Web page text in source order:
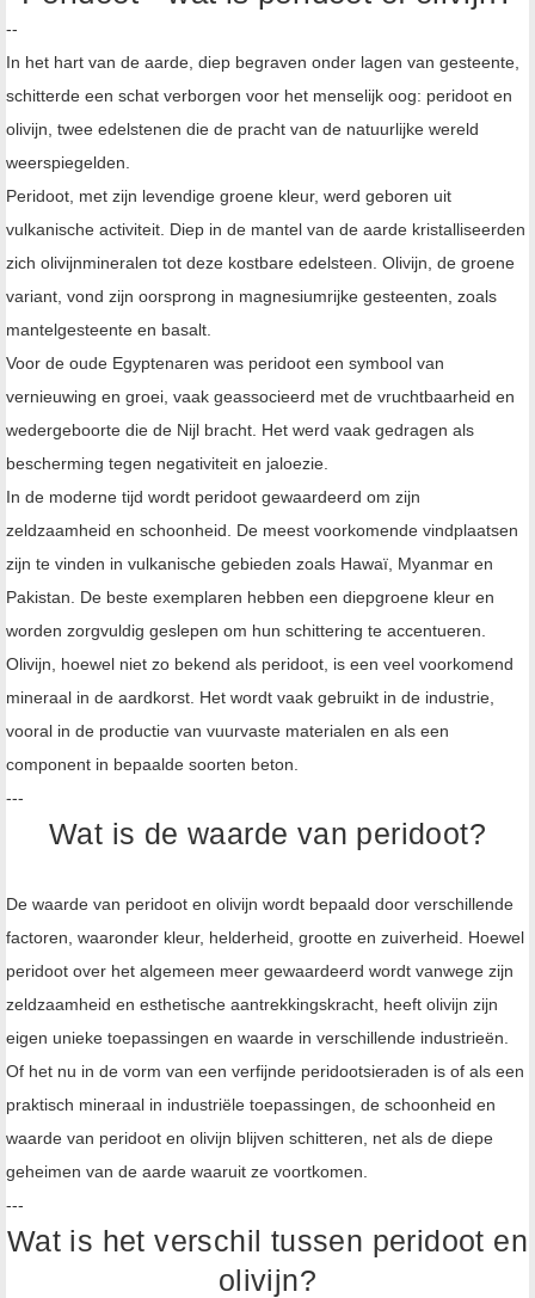
--
In het hart van de aarde, diep begraven onder lagen van gesteente,
schitterde een schat verborgen voor het menselijk oog: peridoot en
olivijn, twee edelstenen die de pracht van de natuurlijke wereld
weerspiegelden.
Peridoot, met zijn levendige groene kleur, werd geboren uit
vulkanische activiteit. Diep in de mantel van de aarde kristalliseerden
zich olivijnmineralen tot deze kostbare edelsteen. Olivijn, de groene
variant, vond zijn oorsprong in magnesiumrijke gesteenten, zoals
mantelgesteente en basalt.
Voor de oude Egyptenaren was peridoot een symbool van
vernieuwing en groei, vaak geassocieerd met de vruchtbaarheid en
wedergeboorte die de Nijl bracht. Het werd vaak gedragen als
bescherming tegen negativiteit en jaloezie.
In de moderne tijd wordt peridoot gewaardeerd om zijn
zeldzaamheid en schoonheid. De meest voorkomende vindplaatsen
zijn te vinden in vulkanische gebieden zoals Hawaï, Myanmar en
Pakistan. De beste exemplaren hebben een diepgroene kleur en
worden zorgvuldig geslepen om hun schittering te accentueren.
Olivijn, hoewel niet zo bekend als peridoot, is een veel voorkomend
mineraal in de aardkorst. Het wordt vaak gebruikt in de industrie,
vooral in de productie van vuurvaste materialen en als een
component in bepaalde soorten beton.
---
Wat is de waarde van peridoot?
De waarde van peridoot en olivijn wordt bepaald door verschillende
factoren, waaronder kleur, helderheid, grootte en zuiverheid. Hoewel
peridoot over het algemeen meer gewaardeerd wordt vanwege zijn
zeldzaamheid en esthetische aantrekkingskracht, heeft olivijn zijn
eigen unieke toepassingen en waarde in verschillende industrieën.
Of het nu in de vorm van een verfijnde peridootsieraden is of als een
praktisch mineraal in industriële toepassingen, de schoonheid en
waarde van peridoot en olivijn blijven schitteren, net als de diepe
geheimen van de aarde waaruit ze voortkomen.
---
Wat is het verschil tussen peridoot en
olivijn?